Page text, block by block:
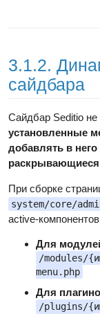
3.1.2.
сайдбара
Сайдбар Seditio не
установленные
добавлять в
При сборке
system/core/
active-
Для
/modules/
menu.php
Для
/plugins/